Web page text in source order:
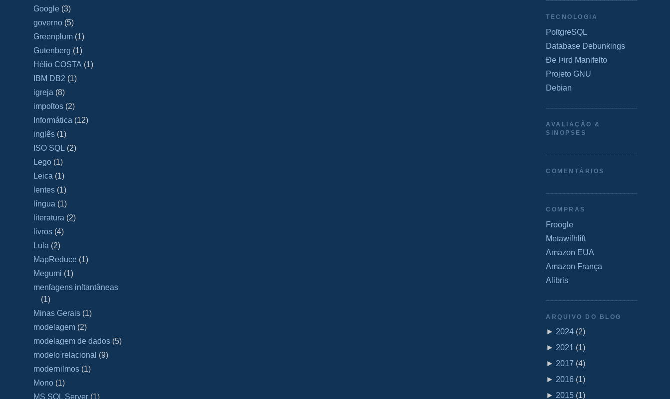
Google (3)
governo (5)
Greenplum (1)
Gutenberg (1)
Hélio COSTA (1)
IBM DB2 (1)
igreja (8)
impoſtos (2)
Informática (12)
inglês (1)
ISO SQL (2)
Lego (1)
Leica (1)
lentes (1)
língua (1)
literatura (2)
livros (4)
Lula (2)
MapReduce (1)
Megumi (1)
menſagens inſtantâneas
(1)
Minas Gerais (1)
modelagem (2)
modelagem de dados (5)
modelo relacional (9)
moderniſmos (1)
Mono (1)
MS SQL Server (1)
TECNOLOGIA
PoſtgreSQL
Database Debunkings
Ðe Þird Manifeſto
Projeto GNU
Debian
AVALIAÇÃO &
SINOPSES
COMENTÁRIOS
COMPRAS
Froogle
Metawiſhliſt
Amazon EUA
Amazon França
Alibris
ARQUIVO DO BLOG
► 2024 (2)
► 2021 (1)
► 2017 (4)
► 2016 (1)
► 2015 (1)